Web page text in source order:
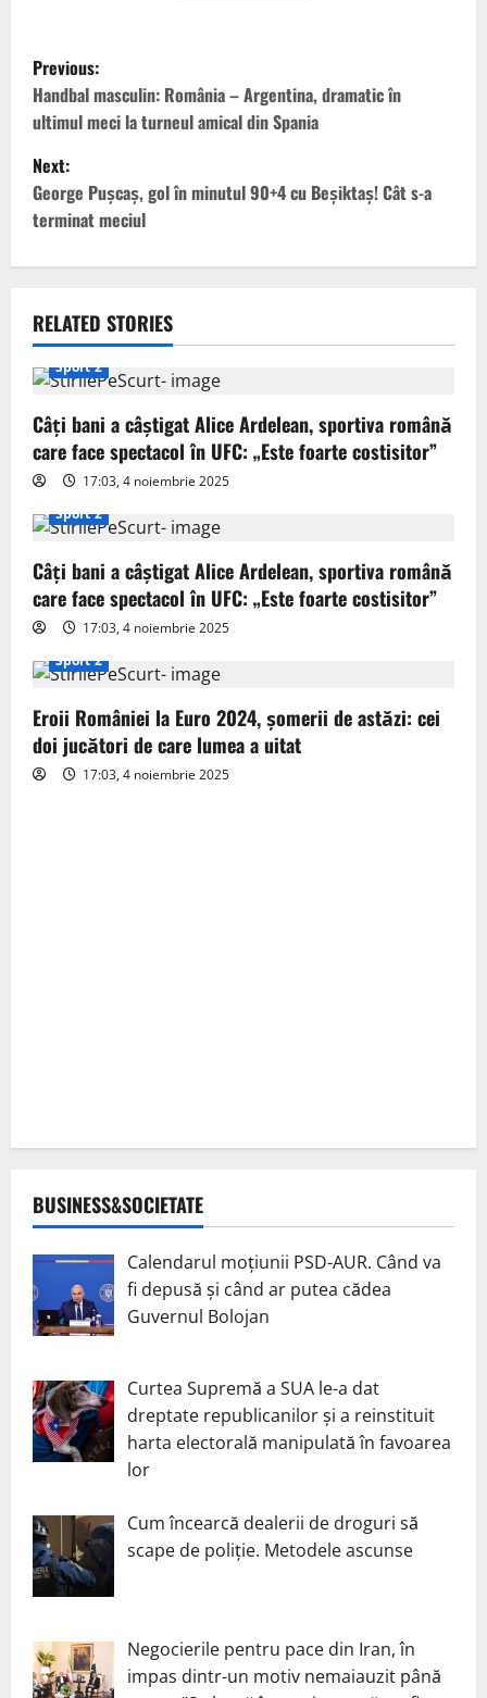
P
o
s
t
n
v
i
g
a
t
i
o
n
Previous:
Handbal masculin: România – Argentina, dramatic în
ultimul meci la turneul amical din Spania
Next:
George Pușcaș, gol în minutul 90+4 cu Beșiktaș! Cât s-a
terminat meciul
RELATED STORIES
Sport 2
Câți bani a câștigat Alice Ardelean, sportiva română
care face spectacol în UFC: „Este foarte costisitor”
17:03, 4 noiembrie 2025
Sport 2
Câți bani a câștigat Alice Ardelean, sportiva română
care face spectacol în UFC: „Este foarte costisitor”
17:03, 4 noiembrie 2025
Sport 2
Eroii României la Euro 2024, șomerii de astăzi: cei
doi jucători de care lumea a uitat
17:03, 4 noiembrie 2025
BUSINESS&SOCIETATE
Calendarul moțiunii PSD-AUR. Când va
fi depusă și când ar putea cădea
Guvernul Bolojan
Curtea Supremă a SUA le-a dat
dreptate republicanilor și a reinstituit
harta electorală manipulată în favoarea
lor
Cum încearcă dealerii de droguri să
scape de poliție. Metodele ascunse
Negocierile pentru pace din Iran, în
impas dintr-un motiv nemaiauzit până